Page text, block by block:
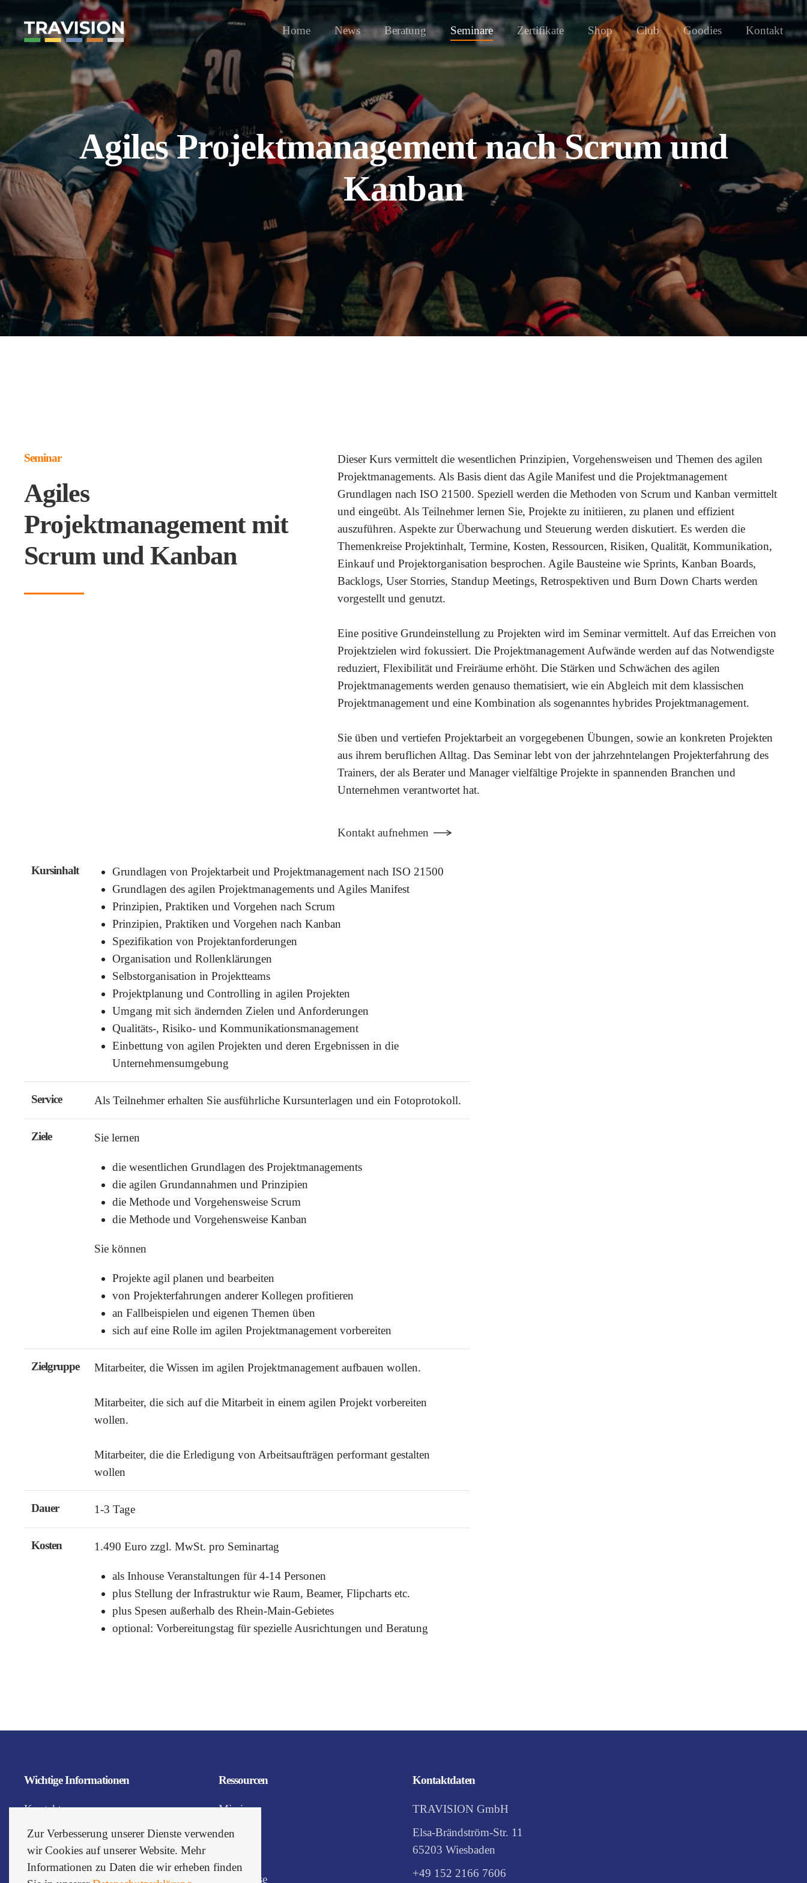
Home News Beratung Seminare Zertifikate Shop Club Goodies Kontakt
Agiles Projektmanagement nach Scrum und
Kanban
Seminar
Agiles
Projektmanagement mit
Scrum und Kanban
Dieser Kurs vermittelt die wesentlichen Prinzipien, Vorgehensweisen und Themen des agilen
Projektmanagements. Als Basis dient das Agile Manifest und die Projektmanagement
Grundlagen nach ISO 21500. Speziell werden die Methoden von Scrum und Kanban vermittelt
und eingeübt. Als Teilnehmer lernen Sie, Projekte zu initiieren, zu planen und effizient
auszuführen. Aspekte zur Überwachung und Steuerung werden diskutiert. Es werden die
Themenkreise Projektinhalt, Termine, Kosten, Ressourcen, Risiken, Qualität, Kommunikation,
Einkauf und Projektorganisation besprochen. Agile Bausteine wie Sprints, Kanban Boards,
Backlogs, User Storries, Standup Meetings, Retrospektiven und Burn Down Charts werden
vorgestellt und genutzt.
Eine positive Grundeinstellung zu Projekten wird im Seminar vermittelt. Auf das Erreichen von
Projektzielen wird fokussiert. Die Projektmanagement Aufwände werden auf das Notwendigste
reduziert, Flexibilität und Freiräume erhöht. Die Stärken und Schwächen des agilen
Projektmanagements werden genauso thematisiert, wie ein Abgleich mit dem klassischen
Projektmanagement und eine Kombination als sogenanntes hybrides Projektmanagement.
Sie üben und vertiefen Projektarbeit an vorgegebenen Übungen, sowie an konkreten Projekten
aus ihrem beruflichen Alltag. Das Seminar lebt von der jahrzehntelangen Projekterfahrung des
Trainers, der als Berater und Manager vielfältige Projekte in spannenden Branchen und
Unternehmen verantwortet hat.
Kontakt aufnehmen
Kursinhalt
Grundlagen von Projektarbeit und Projektmanagement nach ISO 21500
Grundlagen des agilen Projektmanagements und Agiles Manifest
Prinzipien, Praktiken und Vorgehen nach Scrum
Prinzipien, Praktiken und Vorgehen nach Kanban
Spezifikation von Projektanforderungen
Organisation und Rollenklärungen
Selbstorganisation in Projektteams
Projektplanung und Controlling in agilen Projekten
Umgang mit sich ändernden Zielen und Anforderungen
Qualitäts-, Risiko- und Kommunikationsmanagement
Einbettung von agilen Projekten und deren Ergebnissen in die
Unternehmensumgebung
Service Als Teilnehmer erhalten Sie ausführliche Kursunterlagen und ein Fotoprotokoll.
Ziele Sie lernen
die wesentlichen Grundlagen des Projektmanagements
die agilen Grundannahmen und Prinzipien
die Methode und Vorgehensweise Scrum
die Methode und Vorgehensweise Kanban
Sie können
Projekte agil planen und bearbeiten
von Projekterfahrungen anderer Kollegen profitieren
an Fallbeispielen und eigenen Themen üben
sich auf eine Rolle im agilen Projektmanagement vorbereiten
Zielgruppe Mitarbeiter, die Wissen im agilen Projektmanagement aufbauen wollen.
Mitarbeiter, die sich auf die Mitarbeit in einem agilen Projekt vorbereiten
wollen.
Mitarbeiter, die die Erledigung von Arbeitsaufträgen performant gestalten
wollen
Dauer 1-3 Tage
Kosten 1.490 Euro zzgl. MwSt. pro Seminartag
als Inhouse Veranstaltungen für 4-14 Personen
plus Stellung der Infrastruktur wie Raum, Beamer, Flipcharts etc.
plus Spesen außerhalb des Rhein-Main-Gebietes
optional: Vorbereitungstag für spezielle Ausrichtungen und Beratung
Wichtige Informationen
Kontakt
AGB
Datenschutz
Impressum
Ressourcen
Mission
Team
Bilderreise
Kontaktdaten
TRAVISION GmbH
Elsa-Brändström-Str. 11
65203 Wiesbaden
+49 152 2166 7606
Zur Verbesserung unserer Dienste verwenden
wir Cookies auf unserer Website. Mehr
Informationen zu Daten die wir erheben finden